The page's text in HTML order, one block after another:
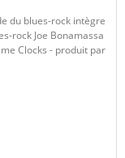
du blues-rock intègre
rock Joe Bonamassa
Clocks - produit par